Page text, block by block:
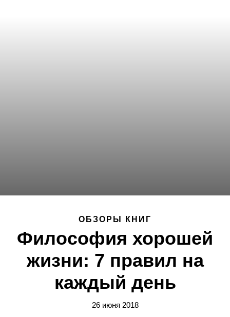
ОБЗОРЫ КНИГ
Философия хорошей
жизни: 7 правил на
каждый день
26 июня 2018